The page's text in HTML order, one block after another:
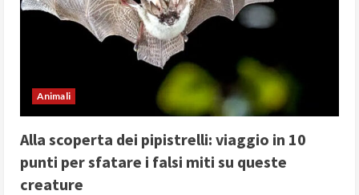
Animali
Alla scoperta dei pipistrelli: viaggio in 10
punti per sfatare i falsi miti su queste
creature